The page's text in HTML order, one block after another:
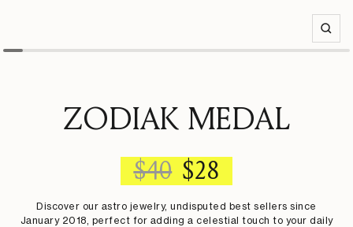
Zoom
ZODIAK MEDAL
REGULAR
PRICE
$40 SALE
PRICE
$28
Discover our astro jewelry, undisputed best sellers since
January 2018, perfect for adding a celestial touch to your daily